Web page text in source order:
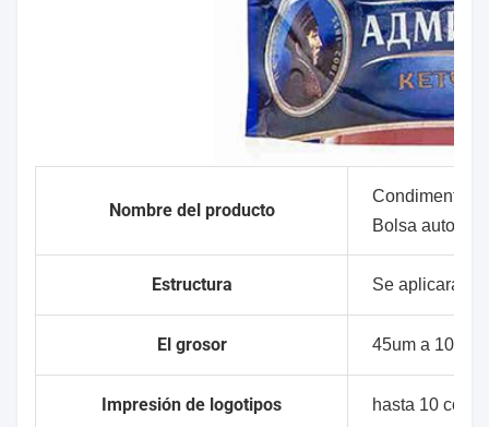
Nombre del producto
Condimento
Bolsa
Estructura Se aplicarán
El grosor 45um a
Impresión de logotipos hasta 10